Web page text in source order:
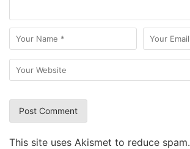
This site uses Akismet to reduce spam.